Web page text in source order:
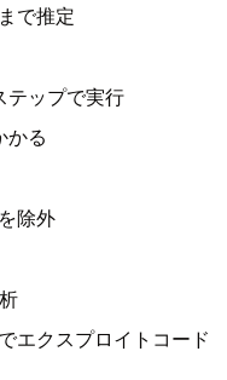
で推定
テップで実行
かる
除外
エクスプロイトコード